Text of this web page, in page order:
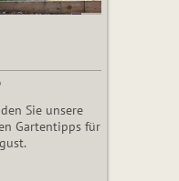
Sie unsere
Gartentipps für